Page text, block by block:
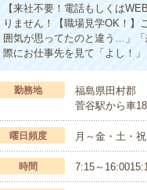
【来社不要！電話もしくは
りません！【職場見学OK！】
囲気が思ってたのと違う…」
際にお仕事先を見て「よし！
勤務地
福島県田村郡
菅谷駅から車
曜日頻度 月～金・土・祝
時間 7:15～